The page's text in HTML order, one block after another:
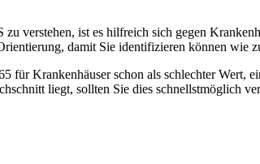
verstehen, ist es hilfreich sich gegen
damit Sie identifizieren können wie
Krankenhäuser schon als schlechter Wert,
liegt, sollten Sie dies schnellstmöglich